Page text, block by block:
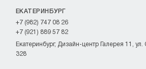
ЕКАТЕРИНБУРГ
+7 (982) 747 08 26
+7 (921) 889 57 82
Екатеринбург, Дизайн-центр Галерея 11,
328